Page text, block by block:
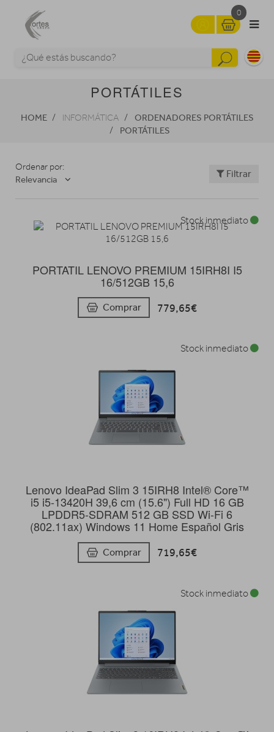
0
PORTÁTILES
HOME INFORMÁTICA
ORDENADORES PORTÁTILES
PORTÁTILES
Ordenar por:
Relevancia
Filtrar
PORTATIL LENOVO PREMIUM 15IRH8I I5
16/512GB 15,6
Comprar 779,65€
Stock inmediato
Lenovo IdeaPad Slim 3 15IRH8 Intel® Core™
i5 i5-13420H 39,6 cm (15.6") Full HD 16 GB
LPDDR5-SDRAM 512 GB SSD Wi-Fi 6
(802.11ax) Windows 11 Home Español Gris
Comprar 719,65€
Stock inmediato
Stock inmediato